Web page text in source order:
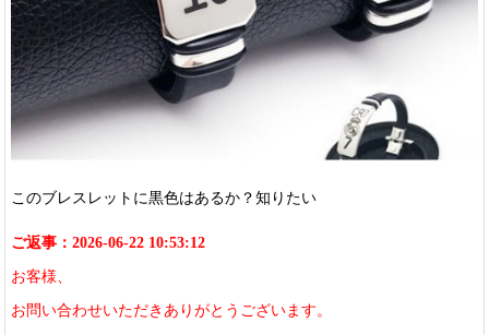
このブレスレットに黒色はあるか？知りたい
ご返事：2026-06-22 10:53:12
お客様、
お問い合わせいただきありがとうございます。